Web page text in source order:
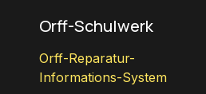
Orff-Schulwerk
Orff-Reparatur-
Informations-System